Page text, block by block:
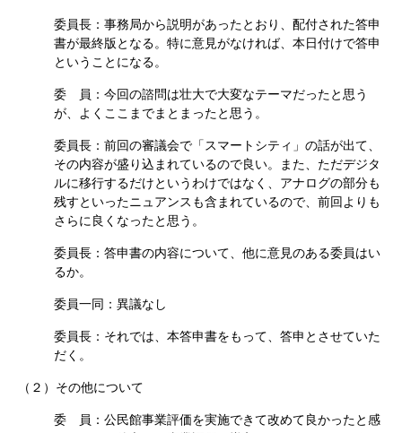
委員長：事務局から説明があったとおり、配付された答申
書が最終版となる。特に意見がなければ、本日付けで答申
ということになる。
委 員：今回の諮問は壮大で大変なテーマだったと思う
が、よくここまでまとまったと思う。
委員長：前回の審議会で「スマートシティ」の話が出て、
その内容が盛り込まれているので良い。また、ただデジタ
ルに移行するだけというわけではなく、アナログの部分も
残すといったニュアンスも含まれているので、前回よりも
さらに良くなったと思う。
委員長：答申書の内容について、他に意見のある委員はい
るか。
委員一同：異議なし
委員長：それでは、本答申書をもって、答申とさせていた
だく。
（２）その他について
委 員：公民館事業評価を実施できて改めて良かったと感